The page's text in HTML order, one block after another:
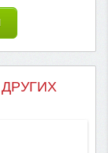
ДРУГИХ